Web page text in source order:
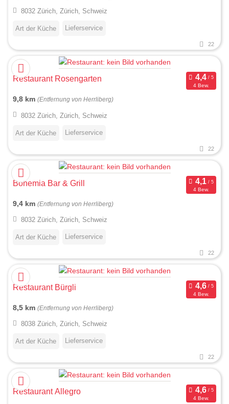
8032 Zürich, Zürich, Schweiz
Art der Küche Lieferservice
22
Restaurant Rosengarten
4 Bew.
9,8 km (Entfernung von Herrliberg)
8032 Zürich, Zürich, Schweiz
Art der Küche Lieferservice
22
Bohemia Bar & Grill
4 Bew.
9,4 km (Entfernung von Herrliberg)
8032 Zürich, Zürich, Schweiz
Art der Küche Lieferservice
22
Restaurant Bürgli
4 Bew.
8,5 km (Entfernung von Herrliberg)
8038 Zürich, Zürich, Schweiz
Art der Küche Lieferservice
22
Restaurant Allegro
4 Bew.